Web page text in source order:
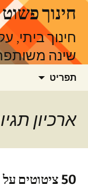
לדלג
לתוכןחינוך פשוט
חינוך ביתי,
שינה
תפריט
ארכיון
50 ציטוטים על חינוך